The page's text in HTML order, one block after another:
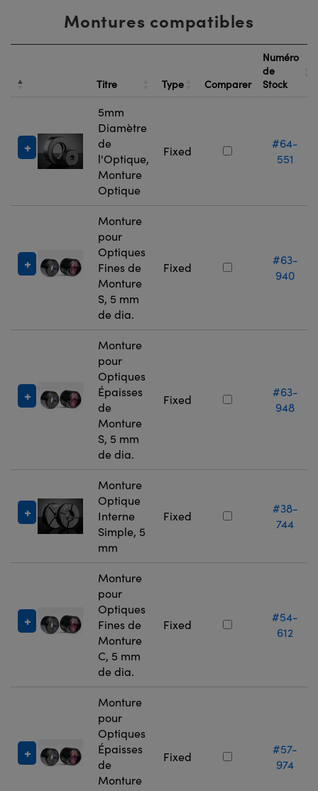
Montures compatibles
Titre Type Comparer
Numéro
de
Stock
5mm
Diamètre
de
l'Optique,
Monture
Optique
Fixed
#64-
551
Monture
pour
Optiques
Fines de
Monture
S, 5 mm
de dia.
Fixed
#63-
940
Monture
pour
Optiques
Épaisses
de
Monture
S, 5 mm
de dia.
Fixed
#63-
948
Monture
Optique
Interne
Simple, 5
mm
Fixed
#38-
744
Monture
pour
Optiques
Fines de
Monture
C, 5 mm
de dia.
Fixed
#54-
612
Monture
pour
Optiques
Épaisses
de
Monture
Fixed
#57-
974